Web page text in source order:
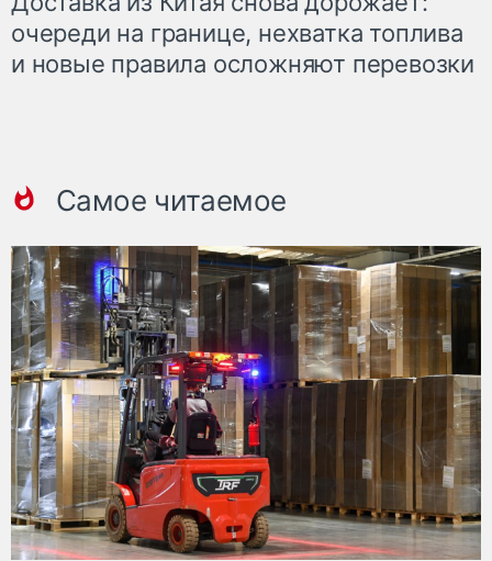
очереди на границе, нехватка топлива
и новые правила осложняют перевозки
Самое читаемое